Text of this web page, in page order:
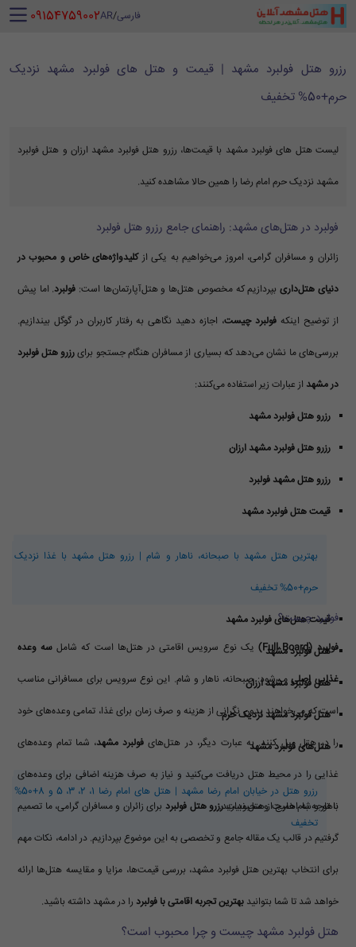
فارسی/
AR
‪ 09154759002
رزرو هتل فولبرد مشهد | قیمت و هتل های فولبرد مشهد نزدیک
حرم+50% تخفیف
لیست هتل های فولبرد مشهد با قیمت‌ها، رزرو هتل فولبرد مشهد ارزان و هتل فولبرد
مشهد نزدیک حرم امام رضا را همین حالا مشاهده کنید.
فولبرد در هتل‌های مشهد: راهنمای جامع رزرو هتل فولبرد
زائران و مسافران گرامی، امروز می‌خواهیم به یکی ازکلیدواژه‌های خاص و محبوب در
دنیای هتل‌داری بپردازیم که مخصوص هتل‌ها و هتل‌آپارتمان‌ها است: فولبرد. اما پیش
از توضیح اینکه فولبرد چیست، اجازه دهید نگاهی به رفتار کاربران در گوگل بیندازیم.
بررسی‌های ما نشان می‌دهد که بسیاری از مسافران هنگام جستجو برایرزرو هتل فولبرد
در مشهد از عبارات زیر استفاده می‌کنند:
رزرو هتل فولبرد مشهد
رزرو هتل فولبرد مشهد ارزان
رزرو هتل مشهد فولبرد
قیمت هتل فولبرد مشهد
بهترین هتل مشهد با صبحانه، ناهار و شام | رزرو هتل مشهد با غذا نزدیک
حرم+50% تخفیف
قیمت هتل‌های فولبرد مشهد
هتل فولبرد مشهد
هتل فولبرد مشهد ارزان
هتل فولبرد مشهد نزدیک حرم
هتل‌های فولبرد مشهد
رزرو هتل در خیابان امام رضا مشهد | هتل‌ های امام رضا 1، 2، 3، 5 و 8+50%
تخفیف
فولبرد چیست؟
فولبرد (Full Board) یک نوع سرویس اقامتی در هتل‌ها است که شامل سه وعده
غذایی اصلی می‌شود: صبحانه، ناهار و شام. این نوع سرویس برای مسافرانی مناسب
است که می‌خواهند بدون نگرانی از هزینه و صرف زمان برای غذا، تمامی وعده‌های خود
را در هتل میل کنند. به عبارت دیگر، در هتل‌های فولبرد مشهد، شما تمام وعده‌های
غذایی را در محیط هتل دریافت می‌کنید و نیاز به صرف هزینه اضافی برای وعده‌های
ناهار و شام خارج از هتل ندارید.
با توجه به اهمیت و محبوبیترزرو هتل فولبرد برای زائران و مسافران گرامی، ما تصمیم
گرفتیم در قالب یک مقاله جامع و تخصصی به این موضوع بپردازیم. در ادامه، نکات مهم
برای انتخاب بهترین هتل فولبرد مشهد، بررسی قیمت‌ها، مزایا و مقایسه هتل‌ها ارائه
خواهد شد تا شما بتوانید بهترین تجربه اقامتی با فولبرد را در مشهد داشته باشید.
هتل فولبرد مشهد چیست و چرا محبوب است؟